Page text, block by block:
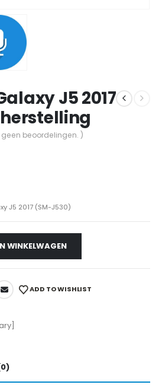
J5 2017
geen beoordelingen. )
J5 2017 (SM-J530)
WINKELWAGEN
ADD TO WISHLIST